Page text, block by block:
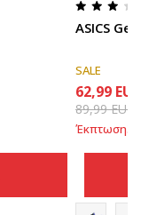
ASICS
SALE
62,99 EUR
89,99EUR
Έκπτωση30